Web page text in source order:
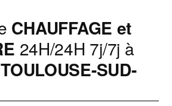
CHAUFFAGE et
24H/24H 7j/7j à
SUD-